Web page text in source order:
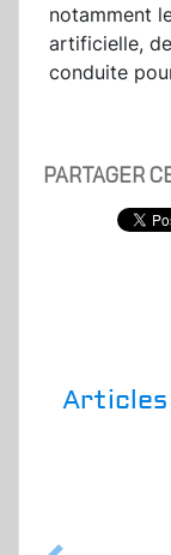
notamment
artificielle,
conduite
PARTAGER